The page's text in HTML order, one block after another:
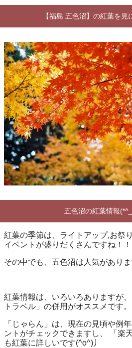
【福島 五色沼】の紅葉を見
五色沼の紅葉情報
紅葉の季節は、ライトアップ,お祭
イベントが盛りだくさんですね！！
その中でも、五色沼は人気があり
紅葉情報は、いろいろありますが
トラベル」の併用がオススメです。
「じゃらん」は、現在の見頃や例
ントがチェックできますし、 「楽
も紅葉に詳しいです(^o^)丿